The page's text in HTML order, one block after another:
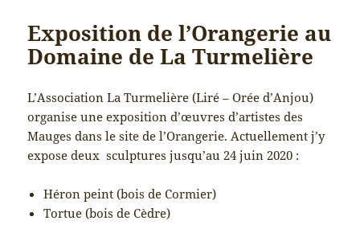
Exposition de l’Orangerie au
Domaine de La Turmelière
L’Association La Turmelière (Liré – Orée d’Anjou)
organise une exposition d’œuvres d’artistes des
Mauges dans le site de l’Orangerie. Actuellement j’y
expose deux sculptures jusqu’au 24 juin 2020 :
Héron peint (bois de Cormier)
Tortue (bois de Cèdre)